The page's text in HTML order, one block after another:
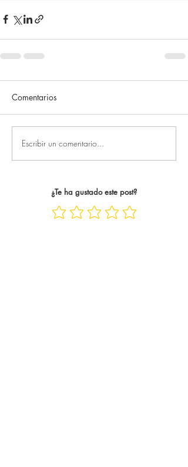
Comentarios
Escribir un comentario...
¿Te ha gustado este post?